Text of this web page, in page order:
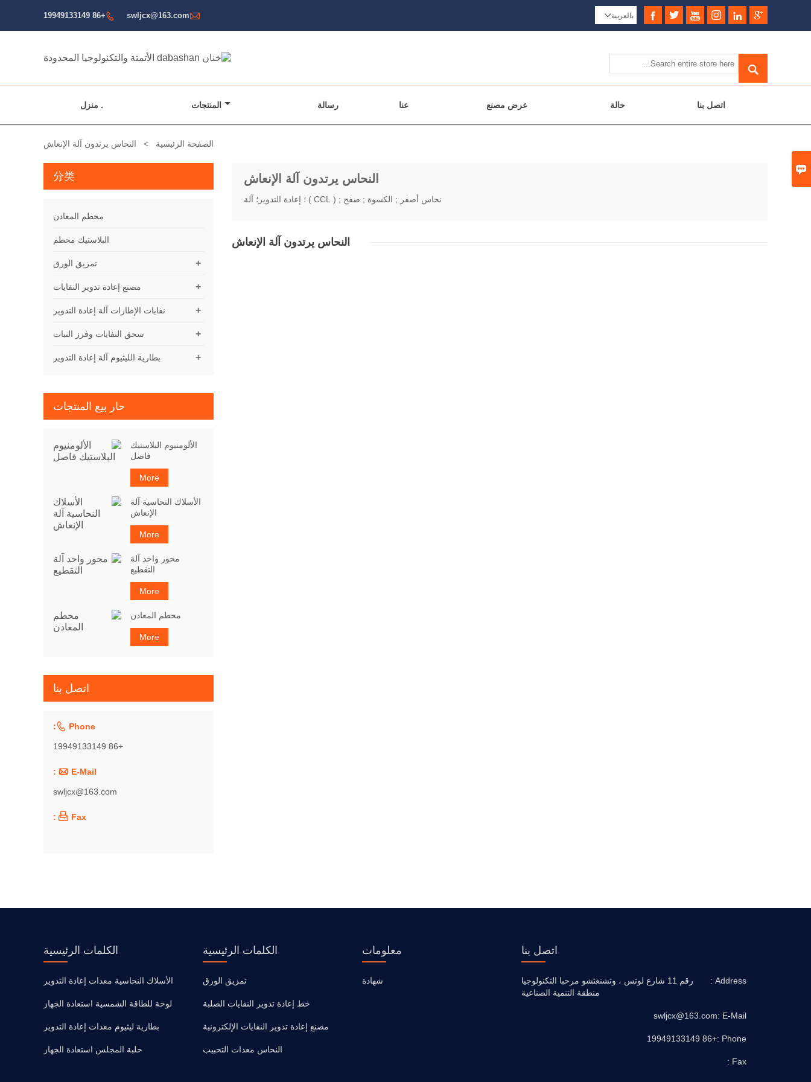

swljcx@163.com

+86 19949133149       بالعربية

منزل . المنتجات رسالة عنا عرض مصنع حالة اتصل بنا
الصفحة الرئيسية > النحاس يرتدون آلة الإنعاش
النحاس يرتدون آلة الإنعاش
نحاس أصفر ; الكسوة ; صفح ; ( CCL ) ؛ إعادة التدوير؛ آلة
النحاس يرتدون آلة الإنعاش
分类
محطم المعادن
البلاستيك محطم
+ تمزيق الورق
+ مصنع إعادة تدوير النفايات
+ نفايات الإطارات آلة إعادة التدوير
+ سحق النفايات وفرز النبات
+ بطارية الليثيوم آلة إعادة التدوير
حار بيع المنتجات
الألومنيوم البلاستيك
فاصل
More
الأسلاك النحاسية آلة
الإنعاش
More
محور واحد آلة
التقطيع
More
محطم المعادن
More
اتصل بنا
 Phone:
+86 19949133149
 E-Mail :
swljcx@163.com
 Fax :
اتصل بنا
Address :
رقم 11 شارع لوتس ، وتشنغتشو مرحبا التكنولوجيا
منطقة التنمية الصناعية
E-Mail :
swljcx@163.com
Phone :
+86 19949133149
Fax :
معلومات
شهادة
الكلمات الرئيسية
تمزيق الورق
خط إعادة تدوير النفايات الصلبة
مصنع إعادة تدوير النفايات الإلكترونية
النحاس معدات التحبيب
الكلمات الرئيسية
الأسلاك النحاسية معدات إعادة التدوير
لوحة للطاقة الشمسية استعادة الجهاز
بطارية ليثيوم معدات إعادة التدوير
حلبة المجلس استعادة الجهاز
